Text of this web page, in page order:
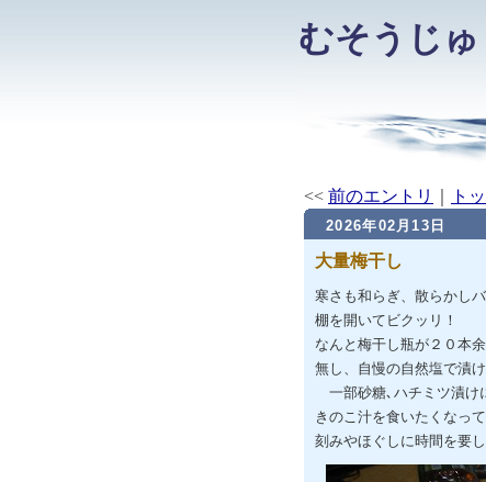
むそうじ
<< 前のエントリ ト
2026年02月13日
大量梅干し
寒さも和らぎ、散らかし
棚を開いてビクッリ！
なんと梅干し瓶が２０本
無し、自慢の自然塩で漬
一部砂糖､ハチミツ漬け
きのこ汁を食いたくなっ
刻みやほぐしに時間を要